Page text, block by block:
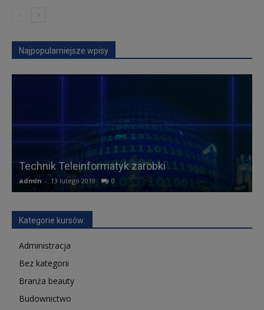
Najpopularniejsze wpisy
Technik Teleinformatyk zarobki
admin - 13 lutego 2019 0
Kategorie kursów:
Administracja
Bez kategorii
Branża beauty
Budownictwo